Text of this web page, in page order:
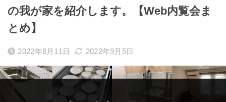
の我が家を紹介します。【Web内覧会ま
とめ】
2022年8月11日 2022年9月5日